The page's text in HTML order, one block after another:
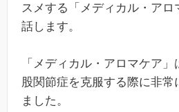
スメする「メディカル・ア
話します。
「メディカル・アロマケア
股関節症を克服する際に非常
ました。